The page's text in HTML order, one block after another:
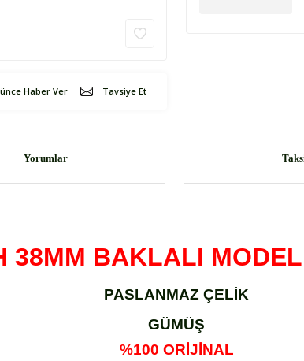
Haber Ver Tavsiye Et
Yorumlar
38MM BAKLALI
PASLANMAZ ÇELİK
GÜMÜŞ
%100 ORİJİNAL